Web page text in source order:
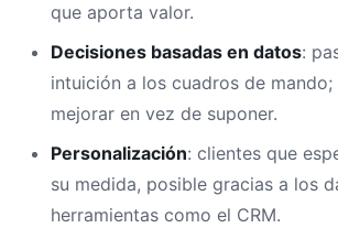
que aporta valor.
Decisiones basadas en datos:
intuición a los cuadros de mando;
mejorar en vez de suponer.
Personalización: clientes que
su medida, posible gracias a los
herramientas como el CRM.